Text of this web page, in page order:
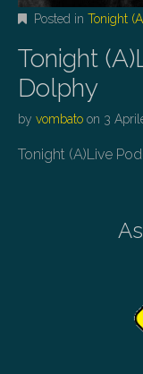
Posted in Tonight
Tonight
Dolphy
by vombato on 3
Tonight (A)Live